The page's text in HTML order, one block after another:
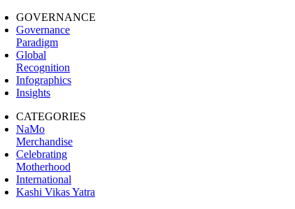
GOVERNANCE
Governance
Paradigm
Global
Recognition
Infographics
Insights
CATEGORIES
NaMo
Merchandise
Celebrating
Motherhood
International
Kashi Vikas Yatra